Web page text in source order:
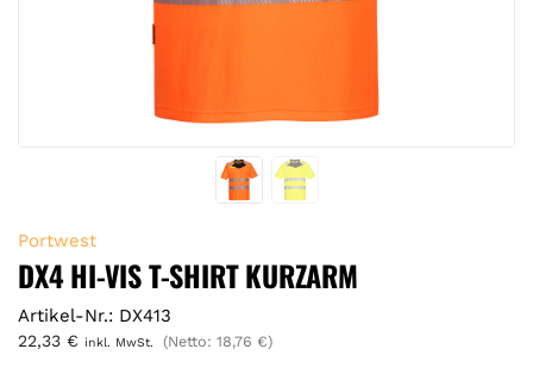
Portwest
DX4 HI-VIS T-SHIRT KURZARM
Artikel-Nr.: DX413
22,33 € inkl. MwSt. (Netto: 18,76 €)